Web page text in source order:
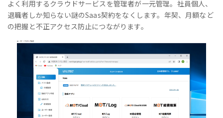
よく利用するクラウドサービスを管理者が一元管理。社員個人、
退職者しか知らない謎のSaas契約をなくします。年契、月額など
の把握と不正アクセス防止につながります。